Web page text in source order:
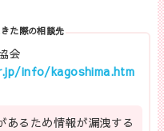
会
info/kagoshima.htm
あるため情報が漏洩する